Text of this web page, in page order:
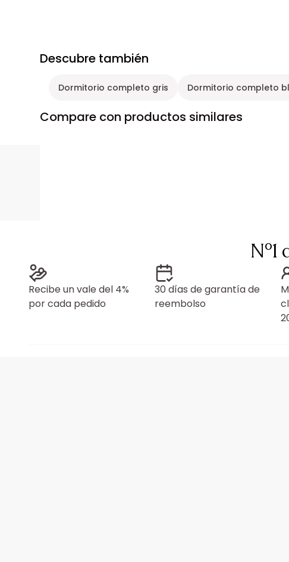
Descubre también
Dormitorio completo gris Dormitorio completo
Compare con productos similares
Recibe un vale del 4%
por cada pedido
30 días de garantía de
reembolso